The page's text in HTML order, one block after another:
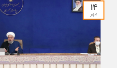
۱۴
مهر